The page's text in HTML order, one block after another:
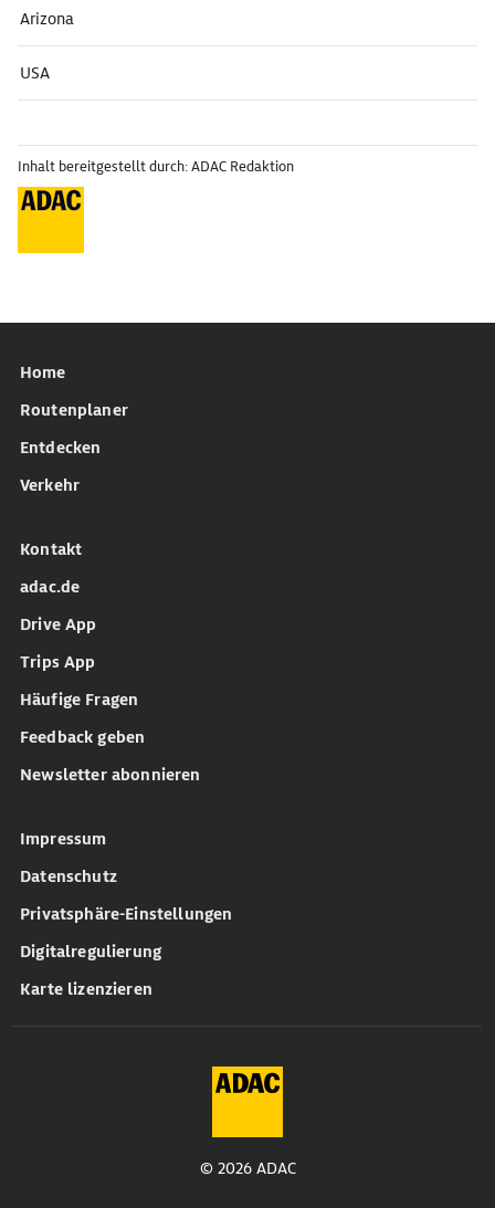
Arizona
USA
Inhalt bereitgestellt durch: ADAC Redaktion
Home
Routenplaner
Entdecken
Verkehr
Kontakt
adac.de
Drive App
Trips App
Häufige Fragen
Feedback geben
Newsletter abonnieren
Impressum
Datenschutz
Privatsphäre-Einstellungen
Digitalregulierung
Karte lizenzieren
© 2026 ADAC